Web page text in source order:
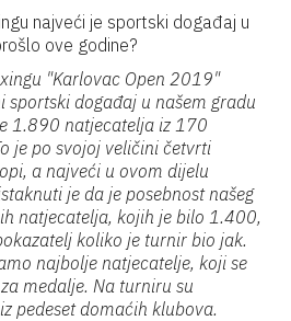
najveći je sportski događaj u
ove godine?
"Karlovac Open 2019"
sportski događaj u našem gradu
1.890 natjecatelja iz 170
je po svojoj veličini četvrti
a najveći u ovom dijelu
je da je posebnost našeg
natjecatelja, kojih je bilo 1.400,
koliko je turnir bio jak.
najbolje natjecatelje, koji se
medalje. Na turniru su
pedeset domaćih klubova.